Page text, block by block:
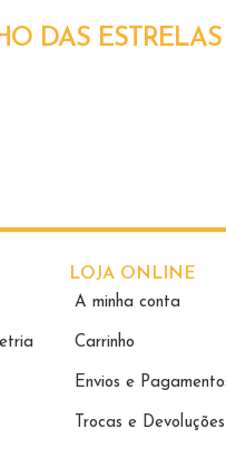
DAS ESTRELAS
LOJA ONLINE
A minha conta
Carrinho
Envios e
Trocas e Devoluções